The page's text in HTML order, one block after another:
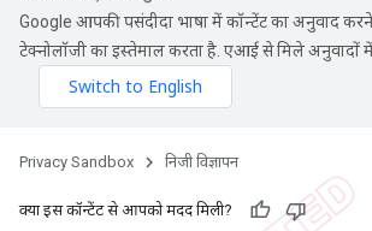
Google आपकी पसंदीदा भाषा में कॉन्टेंट का अनुवाद
टेक्नोलॉजी का इस्तेमाल करता है. एआई से मिले अनुवादों
Privacy Sandbox निजी विज्ञापन
क्या इस कॉन्टेंट से आपको मदद मिली?